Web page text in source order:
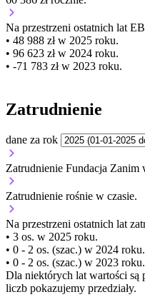
Na przestrzeni ostatnich lat
• 48 988 zł w 2025 roku.
• 96 623 zł w 2024 roku.
• -71 783 zł w 2023 roku.
Zatrudnienie
dane za rok
Zatrudnienie Fundacja Zanim
Zatrudnienie rośnie w czasie.
Na przestrzeni ostatnich lat
• 3 os. w 2025 roku.
• 0 - 2 os. (szac.) w 2024 roku.
• 0 - 2 os. (szac.) w 2023 roku.
Dla niektórych lat wartości są
liczb pokazujemy przedziały.